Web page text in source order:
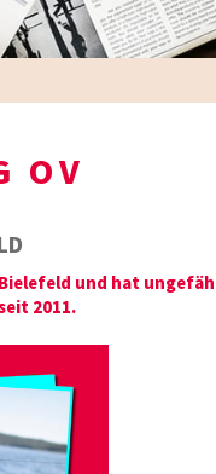
OV
und hat
2011.